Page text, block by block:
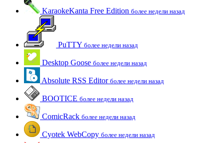
KaraokeKanta Free Edition более недели назад
PuTTY более недели назад
Desktop Goose более недели назад
Absolute RSS Editor более недели назад
BOOTICE более недели назад
ComicRack более недели назад
Cyotek WebCopy более недели назад